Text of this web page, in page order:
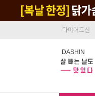
다이어트신
DASHIN